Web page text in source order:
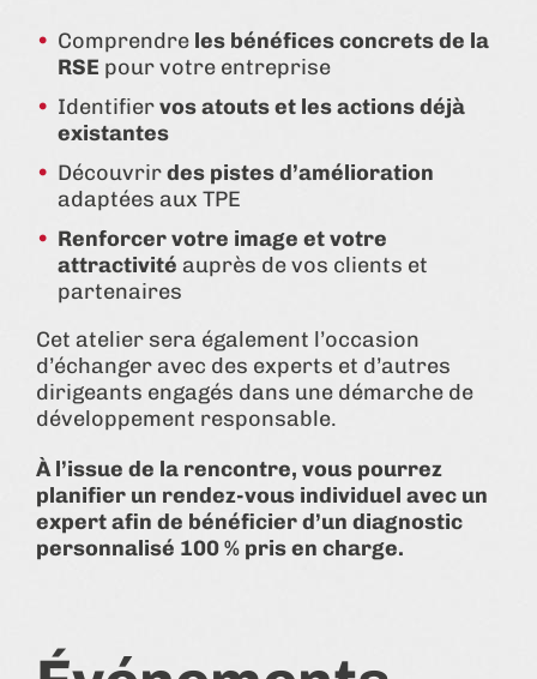
Comprendre les bénéfices concrets de la
RSE pour votre entreprise
Identifiervos atouts et les actions déjà
existantes
Découvrirdes pistes d’amélioration
adaptées aux TPE
Renforcer votre image et votre
attractivité auprès de vos clients et
partenaires
Cet atelier sera également l’occasion
d’échanger avec des experts et d’autres
dirigeants engagés dans une démarche de
développement responsable.
À l’issue de la rencontre, vous pourrez
planifier un rendez-vous individuel avec un
expert afin de bénéficier d’un diagnostic
personnalisé 100 % pris en charge.